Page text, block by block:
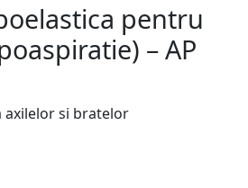
pentru
– AP
axilelor si bratelor